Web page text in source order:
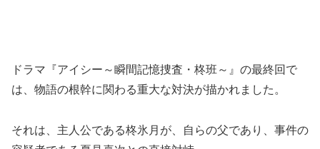
ドラマ『アイシー～瞬間記憶捜査・柊班～』の最終回で
は、物語の根幹に関わる重大な対決が描かれました。
それは、主人公である柊氷月が、自らの父であり、事件の